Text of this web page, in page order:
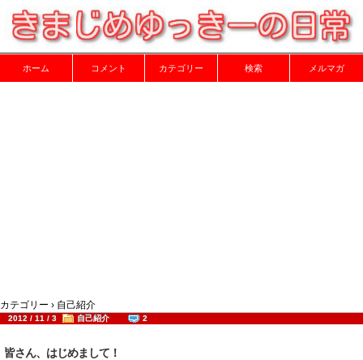
ホーム コメント カテゴリー 検索 メルマガ
カテゴリー › 自己紹介
2012 / 11 / 3 自己紹介 2
皆さん、はじめまして！